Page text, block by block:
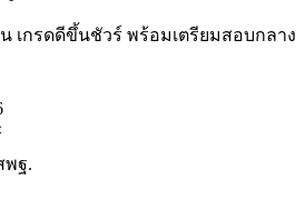
เกรดดีขึ้นชัวร์ พร้อมเตรียมสอบกลาง
พฐ.